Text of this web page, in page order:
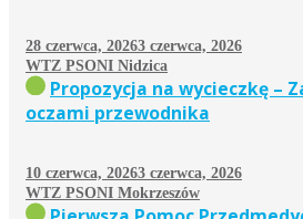
28 czerwca, 20263 czerwca, 2026
WTZ PSONI Nidzica
Propozycja na wycieczkę –
oczami przewodnika
10 czerwca, 20263 czerwca, 2026
WTZ PSONI Mokrzeszów